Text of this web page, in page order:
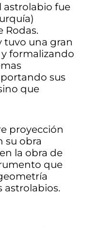
astrolabio fue
Rodas.
tuvo una gran
formalizando
sus
que
proyección
su obra
la obra de
que
astrolabios.